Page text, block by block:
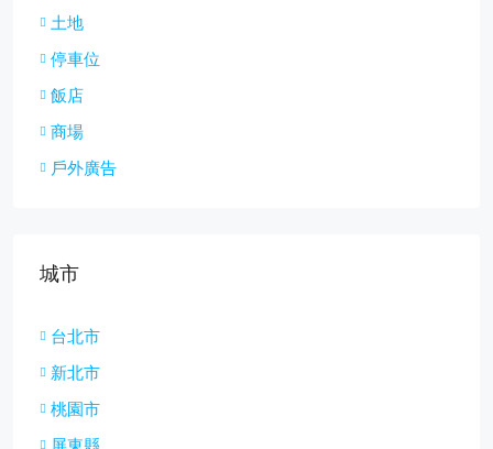
土地
停車位
飯店
商場
戶外廣告
城市
台北市
新北市
桃園市